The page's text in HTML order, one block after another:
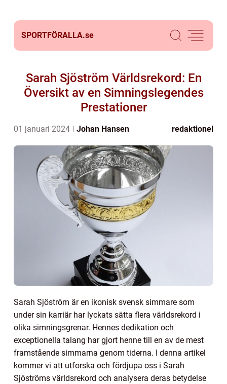
SPORTFÖRALLA.se
Sarah Sjöström Världsrekord: En
Översikt av en Simningslegendes
Prestationer
01 januari 2024 Johan Hansen redaktionel
Sarah Sjöström är en ikonisk svensk simmare som
under sin karriär har lyckats sätta flera världsrekord i
olika simningsgrenar. Hennes dedikation och
exceptionella talang har gjort henne till en av de mest
framstående simmarna genom tiderna. I denna artikel
kommer vi att utforska och fördjupa oss i Sarah
Sjöströms världsrekord och analysera deras betydelse